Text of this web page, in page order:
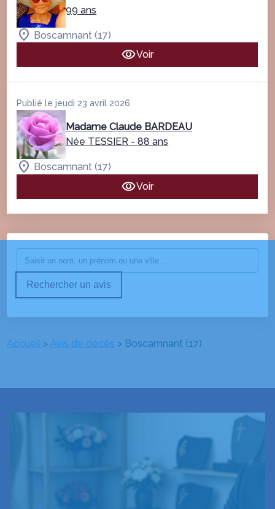
99 ans
Boscamnant (17)
Voir
Publié le jeudi 23 avril 2026
Madame Claude BARDEAU
Née TESSIER - 88 ans
Boscamnant (17)
Voir
Rechercher un avis
Accueil >Avis de décès > Boscamnant (17)